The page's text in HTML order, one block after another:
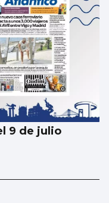
9 de julio